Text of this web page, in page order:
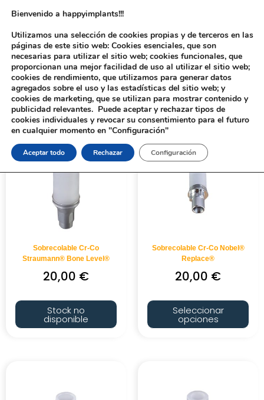
Inicio/ Productos etiquetados “Sobrecolable Cr-Co”
Sobrecolable Cr-Co
Straumann® Bone Level®
20,00 €
Stock no
disponible
Sobrecolable Cr-Co Nobel®
Replace®
20,00 €
Seleccionar
opciones
Bienvenido a happyimplants!!!
Utilizamos una selección de cookies propias y de terceros en las
páginas de este sitio web: Cookies esenciales, que son
necesarias para utilizar el sitio web; cookies funcionales, que
proporcionan una mejor facilidad de uso al utilizar el sitio web;
cookies de rendimiento, que utilizamos para generar datos
agregados sobre el uso y las estadísticas del sitio web; y
cookies de marketing, que se utilizan para mostrar contenido y
publicidad relevantes. Puede aceptar y rechazar tipos de
cookies individuales y revocar su consentimiento para el futuro
en cualquier momento en "Configuración"
Aceptar todo Rechazar Configuración